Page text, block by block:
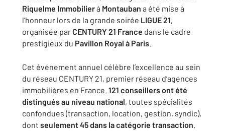
Riquelme Immobilierà Montauban a été mise à
l’honneur lors de la grande soirée LIGUE 21,
organisée parCENTURY 21 France dans le cadre
prestigieux du Pavillon Royal à Paris.
Cet événement annuel célèbre l’excellence au sein
du réseau CENTURY 21, premier réseau d’agences
immobilières en France. 121 conseillers ont été
distingués au niveau national, toutes spécialités
confondues (transaction, location, gestion, syndic),
dont seulement 45 dans la catégorie transaction.